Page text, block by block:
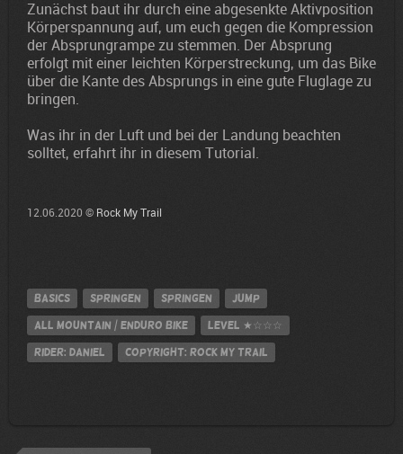
Zunächst baut ihr durch eine abgesenkte Aktivposition
Körperspannung auf, um euch gegen die Kompression
der Absprungrampe zu stemmen. Der Absprung
erfolgt mit einer leichten Körperstreckung, um das Bike
über die Kante des Absprungs in eine gute Fluglage zu
bringen.
Was ihr in der Luft und bei der Landung beachten
solltet, erfahrt ihr in diesem Tutorial.
12.06.2020 © Rock My Trail
Basics Springen Springen jump
All Mountain / Enduro Bike Level ★☆☆☆
Rider: Daniel Copyright: Rock My Trail